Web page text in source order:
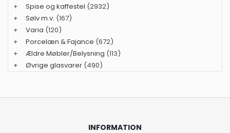
+
Spise og kaffestel (2932)
+
Sølv m.v. (167)
+
Varia (120)
+
Porcelæn & Fajance (672)
+
Ældre Møbler/Belysning (113)
+
Øvrige glasvarer (490)
INFORMATION